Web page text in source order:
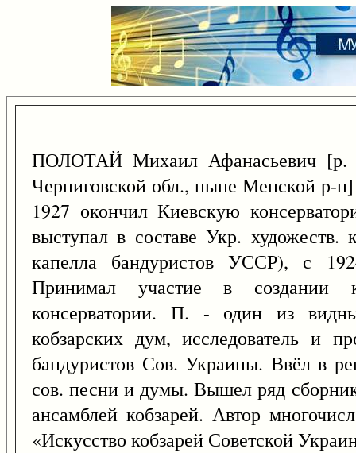
ПОЛОТАЙ Михаил Афанасьевич
Черниговской обл., ныне Менской р-
1927 окончил Киевскую
выступал в составе Укр.
капелла бандуристов УССР), с
Принимал участие в создании
консерватории. П. - один из
кобзарских дум, исследователь и
бандуристов Сов. Украины. Ввёл в
сов. песни и думы. Вышел ряд
ансамблей кобзарей. Автор
«Искусство кобзарей Советской